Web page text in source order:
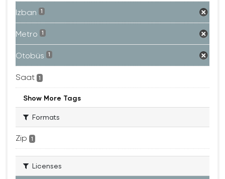
Izban 1
Metro 1
Otobüs 1
Saat 1
Show More Tags
Formats
Zip 1
Licenses